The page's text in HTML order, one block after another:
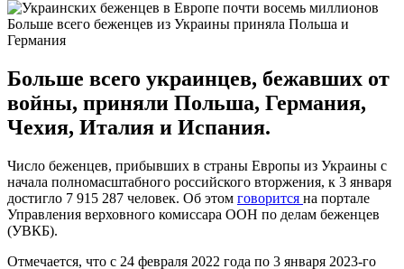
Больше всего беженцев из Украины приняла Польша и
Германия
Больше всего украинцев, бежавших от
войны, приняли Польша, Германия,
Чехия, Италия и Испания.
Число беженцев, прибывших в страны Европы из Украины с
начала полномасштабного российского вторжения, к 3 января
достигло 7 915 287 человек. Об этом говорится на портале
Управления верховного комиссара ООН по делам беженцев
(УВКБ).
Отмечается, что с 24 февраля 2022 года по 3 января 2023-го